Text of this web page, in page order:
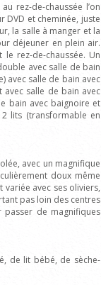
rez-de-chaussée l’on
DVD et cheminée, juste
la salle à manger et la
déjeuner en plein air.
rez-de-chaussée. Un
avec salle de bain
avec salle de bain avec
salle de bain avec
bain avec baignoire et
lits (transformable en
avec un magnifique
doux même
avec ses oliviers,
pas loin des centres
de magnifiques
de lit bébé, de sèche-